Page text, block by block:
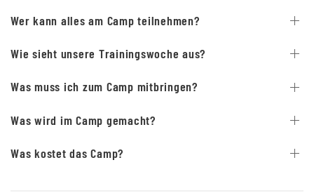
Wer kann alles am Camp teilnehmen?
Wie sieht unsere Trainingswoche aus?
Was muss ich zum Camp mitbringen?
Was wird im Camp gemacht?
Was kostet das Camp?